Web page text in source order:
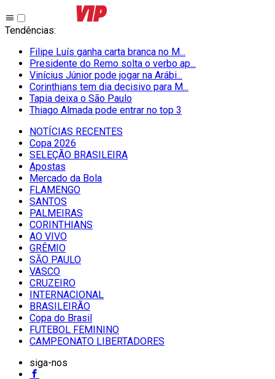
Tendências:
Filipe Luís ganha carta branca no M...
Presidente do Remo solta o verbo ap...
Vinícius Júnior pode jogar na Arábi...
Corinthians tem dia decisivo para M...
Tapia deixa o São Paulo
Thiago Almada pode entrar no top 3
NOTÍCIAS RECENTES
Copa 2026
SELEÇÃO BRASILEIRA
Apostas
Mercado da Bola
FLAMENGO
SANTOS
PALMEIRAS
CORINTHIANS
AO VIVO
GRÊMIO
SĀO PAULO
VASCO
CRUZEIRO
INTERNACIONAL
BRASILEIRÃO
Copa do Brasil
FUTEBOL FEMININO
CAMPEONATO LIBERTADORES
siga-nos